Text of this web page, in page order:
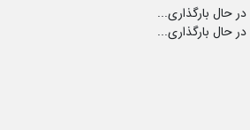
در حال بارگذاری...
در حال بارگذاری...